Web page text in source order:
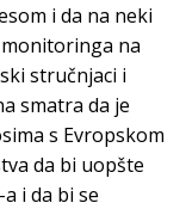
i da na neki
na
stručnjaci i
smatra da je
s Evropskom
da bi uopšte
i da bi se